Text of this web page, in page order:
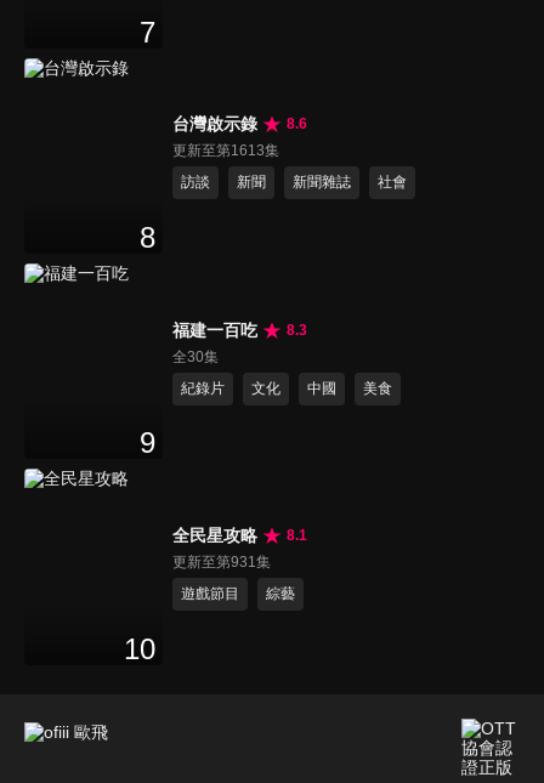
7
8
台灣啟示錄
8.6
更新至第1613集
訪談
新聞 新聞雜誌 社會
9
福建一百吃
8.3
全30集
紀錄片
文化 中國 美食
10
全民星攻略
8.1
更新至第931集
遊戲節目
綜藝